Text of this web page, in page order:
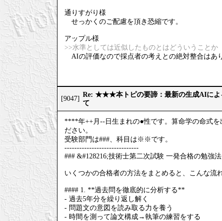
通りすがり様
せっかくのご配慮を頂き恐縮です。
アップル様
>>水準としては近似したものとはどういうことか
AIの評価なので採点者の考えとの絶対整合はあ
[9047]
Re: ★★★本トピの要諦：最新の生成AIによ
て
****年++月--日生まれの●性です。算命学の命式
ださい。
受験部門は###、科目は※※です。
------------------------------
### &#128216;技術士第二次試験 一発合格の勉強法
いくつかの合格者の方法をまとめると、こんな流
#### 1. **過去問を徹底的に分析する**
- 過去5年分を繰り返し解く
- 問題文の意図を読み取る力を養う
- 時間を測って論文構成→執筆の練習をする